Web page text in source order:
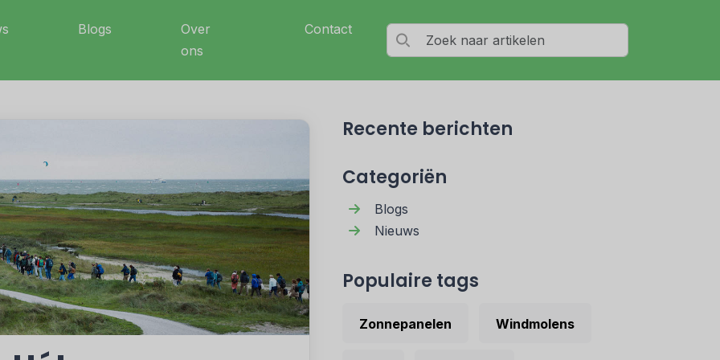
Blogs
Over
ons
Contact
Recente berichten
Categoriën
Blogs
Nieuws
Populaire tags
Zonnepanelen Windmolens